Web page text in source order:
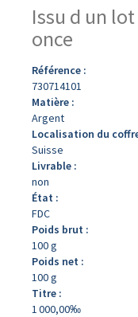
Issu d un
once
Référence :
730714101
Matière :
Argent
Localisation du
Suisse
Livrable :
non
État :
FDC
Poids brut :
100 g
Poids net :
100 g
Titre :
1 000,00‰